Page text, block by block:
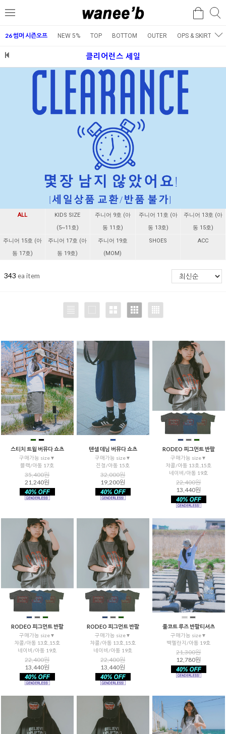
메
검
26 썸머 시즌오프 NEW 5% TOP BOTTOM OUTER OPS & SKIRT
클리어런스 세일
ALL
KIDS SIZE
(5~11호)
주니어 9호 (아
동 11호)
주니어 11호 (아
동 13호)
주니어 13호 (아
동 15호)
주니어 15호 (아
동 17호)
주니어 17호 (아
동 19호)
주니어 19호
(MOM)
SHOES ACC
343 ea item
스티치 트윌 버뮤다 쇼츠
구매가능 size▼
블랙/아동 17호
35,400원
21,240원
텐셀 데님 버뮤다 쇼츠
구매가능 size▼
진청/아동 15호
32,000원
19,200원
RODEO 피그먼트 반팔
구매가능 size▼
챠콜/아동 13호,15호
네이비/아동 19호
22,400원
13,440원
RODEO 피그먼트 반팔
구매가능 size▼
챠콜/아동 13호,15호
네이비/아동 19호
22,400원
13,440원
RODEO 피그먼트 반팔
구매가능 size▼
챠콜/아동 13호,15호
네이비/아동 19호
22,400원
13,440원
풀코트 루즈 반팔티셔츠
구매가능 size▼
백멜란지/아동 19호
21,300원
12,780원